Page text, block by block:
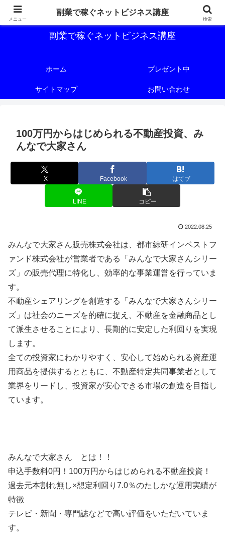
副業で稼ぐためのネットビジネス講座を公開しております。
副業で稼ぐネットビジネス講座
ホーム プレゼント中
サイトマップ お問い合わせ
100万円からはじめられる不動産投資、み
んなで大家さん
X Facebook はてブ
LINE コピー
2022.08.25
みんなで大家さん販売株式会社は、都市綜研インベストフ
ァンド株式会社が営業者である「みんなで大家さんシリー
ズ」の販売代理に特化し、効率的な事業運営を行っていま
す。
不動産シェアリングを創造する「みんなで大家さんシリー
ズ」は社会のニーズを的確に捉え、不動産を金融商品とし
て派生させることにより、長期的に安定した利回りを実現
します。
全ての投資家にわかりやすく、安心して始められる資産運
用商品を提供するとともに、不動産特定共同事業者として
業界をリードし、投資家が安心できる市場の創造を目指し
ています。
みんなで大家さん とは！！
申込手数料0円！​100万円からはじめられる不動産投資！
過去元本割れ無し×想定利回り7.0％のたしかな運用実績が
特徴
テレビ・新聞・専門誌などで高い評価をいただいていま
す。
メニュー
副業で稼ぐネットビジネス講座
検索